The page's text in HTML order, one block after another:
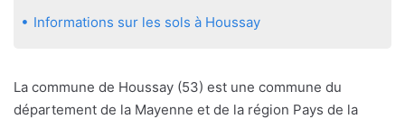
Informations sur les sols à Houssay
La commune de Houssay (53) est une commune du
département de la Mayenne et de la région Pays de la